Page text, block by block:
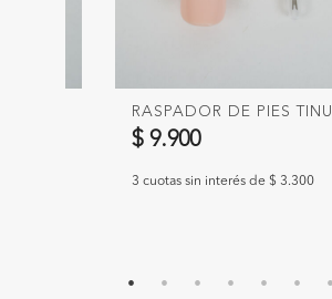
RASPADOR DE PIES TINU
$ 9.900
3 cuotas sin interés de $ 3.300